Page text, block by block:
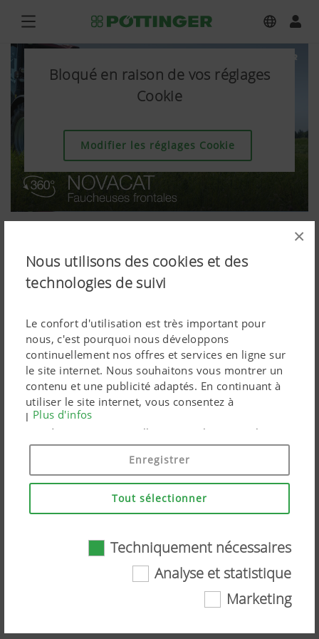
×
Nous utilisons des cookies et des
technologies de suivi
Le confort d'utilisation est très important pour
nous, c'est pourquoi nous développons
continuellement nos offres et services en ligne sur
le site internet. Nous souhaitons vous montrer un
contenu et une publicité adaptés. En continuant à
utiliser le site internet, vous consentez à
l'utilisation de cookies techniquement nécessaires.
Vos données personnelles sont utilisées par les
produits marketing Google uniquement si vous
donnez votre consentement en cliquant sur « tout
accepter ». Vous pouvez également effectuer un
paramétrage personnalisé à l'aide des cases à
cocher proposées.
Techniquement nécessaires
Plus d'infos
Enregistrer
Tout sélectionner
Techniquement nécessaires
Analyse et statistique
Marketing
Bloqué en raison de vos réglages
Cookie
Modifier les réglages Cookie
NOVACAT ALPHA MOTION –
Présentation faucheuses frontales
par Markus Gahleitner [FR]